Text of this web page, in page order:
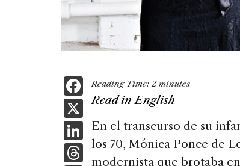
F
a
c
e
X
Li
n
T
Reading Time: 2 minutes
Read in English
En el transcurso de su
los 70, Mónica Ponce de
modernista que brotaba